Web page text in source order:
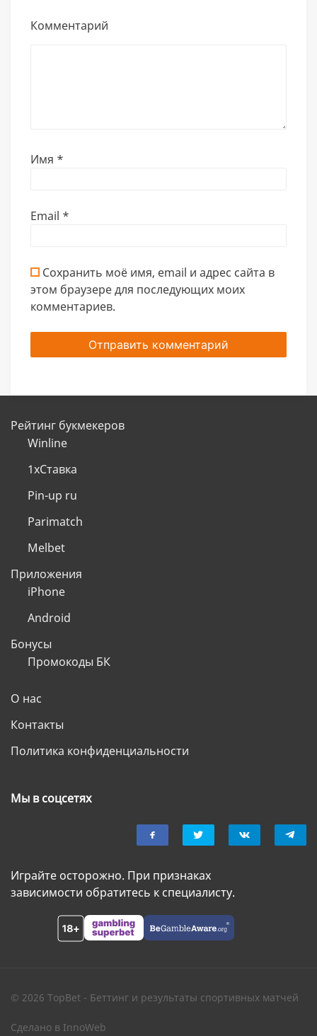
Комментарий
Имя *
Email *
Сохранить моё имя, email и адрес сайта в
этом браузере для последующих моих
комментариев.
Рейтинг букмекеров
Winline
1хСтавка
Pin-up ru
Parimatch
Melbet
Приложения
iPhone
Android
Бонусы
Промокоды БК
О нас
Контакты
Политика конфиденциальности
Мы в соцсетях
Играйте осторожно. При признаках
зависимости обратитесь к специалисту.
© 2026 TopBet - Беттинг и результаты спортивных матчей
Сделано в InnoWeb